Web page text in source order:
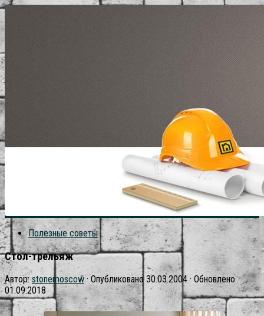
Полезные советы
Стол-трельяж
Автор: stonemoscow · Опубликовано30.03.2004· Обновлено
01.09.2018